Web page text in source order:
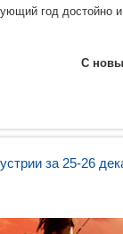
год достойно
С
за 25-26